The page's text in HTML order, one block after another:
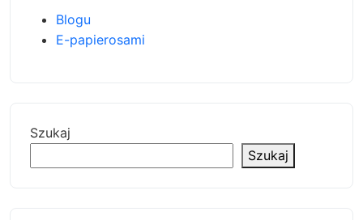
Blogu
E-papierosami
Szukaj
Szukaj